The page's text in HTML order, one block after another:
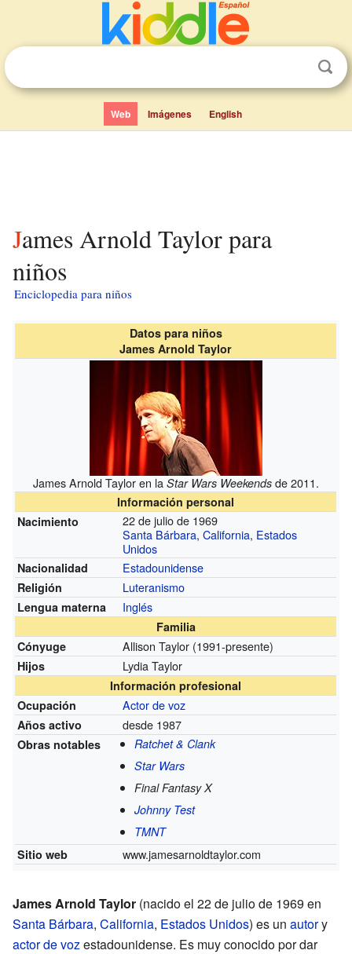
Web Imágenes English
James Arnold Taylor para
niños
Enciclopedia para niños
Datos para niños
James Arnold Taylor
James Arnold Taylor en la Star Wars Weekendsde 2011.
Información personal
Nacimiento
22 de julio de 1969
Santa Bárbara,California, Estados
Unidos
Nacionalidad Estadounidense
Religión Luteranismo
Lengua materna Inglés
Familia
Cónyuge
Allison Taylor (1991-presente)
Hijos Lydia Taylor
Información profesional
Ocupación
Actor de voz
Años activo desde 1987
Obras notables
Ratchet & Clank
Star Wars
Final Fantasy X
Johnny Test
TMNT
Sitio web
www.jamesarnoldtaylor.com
James Arnold Taylor (nacido el 22 de julio de 1969 en
Santa Bárbara, California, Estados Unidos) es un autory
actor de vozestadounidense. Es muy conocido por dar